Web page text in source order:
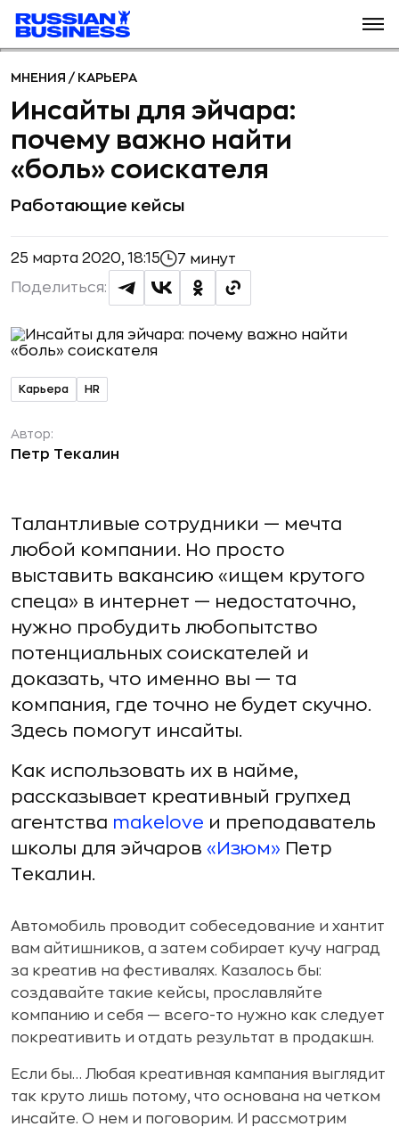
МНЕНИЯ / КАРЬЕРА
Инсайты для эйчара:
почему важно найти
«боль» соискателя
Работающие кейсы
25 марта 2020, 18:15 7 минут
Поделиться:
Карьера HR
Автор:
Петр Текалин
Талантливые сотрудники — мечта
любой компании. Но просто
выставить вакансию «ищем крутого
спеца» в интернет — недостаточно,
нужно пробудить любопытство
потенциальных соискателей и
доказать, что именно вы — та
компания, где точно не будет скучно.
Здесь помогут инсайты.
Как использовать их в найме,
рассказывает креативный групхед
агентства makelove и преподаватель
школы для эйчаров «Изюм» Петр
Текалин.
Автомобиль проводит собеседование и хантит
вам айтишников, а затем собирает кучу наград
за креатив на фестивалях. Казалось бы:
создавайте такие кейсы, прославляйте
компанию и себя — всего-то нужно как следует
покреативить и отдать результат в продакшн.
Если бы… Любая креативная кампания выглядит
так круто лишь потому, что основана на четком
инсайте. О нем и поговорим. И рассмотрим